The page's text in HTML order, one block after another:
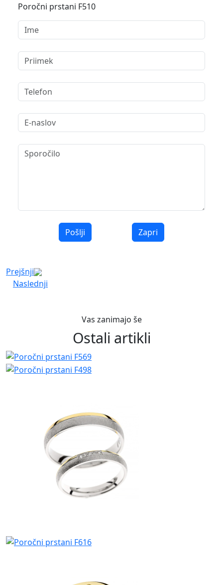
Poročni prstani F510
Pošlji Zapri
Prejšnji
Naslednji
Vas zanimajo še
Ostali artikli